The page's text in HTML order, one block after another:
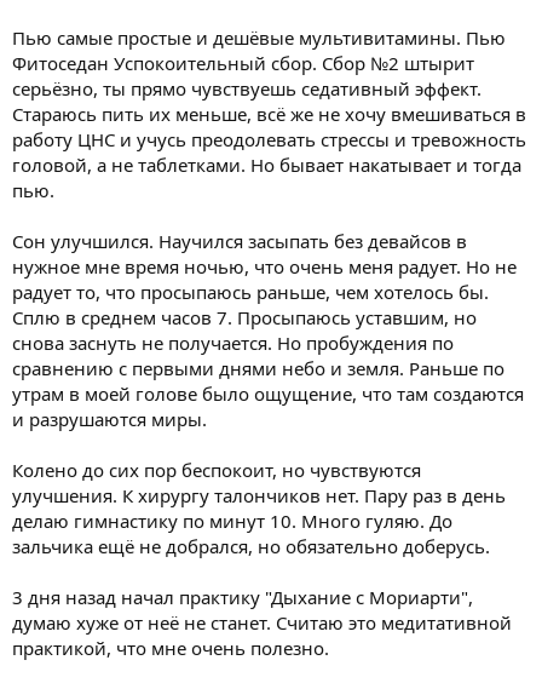
Пью самые простые и дешёвые мультивитамины. Пью
Фитоседан Успокоительный сбор. Сбор №2 штырит
серьёзно, ты прямо чувствуешь седативный эффект.
Стараюсь пить их меньше, всё же не хочу вмешиваться в
работу ЦНС и учусь преодолевать стрессы и тревожность
головой, а не таблетками. Но бывает накатывает и тогда
пью.
Сон улучшился. Научился засыпать без девайсов в
нужное мне время ночью, что очень меня радует. Но не
радует то, что просыпаюсь раньше, чем хотелось бы.
Сплю в среднем часов 7. Просыпаюсь уставшим, но
снова заснуть не получается. Но пробуждения по
сравнению с первыми днями небо и земля. Раньше по
утрам в моей голове было ощущение, что там создаются
и разрушаются миры.
Колено до сих пор беспокоит, но чувствуются
улучшения. К хирургу талончиков нет. Пару раз в день
делаю гимнастику по минут 10. Много гуляю. До
зальчика ещё не добрался, но обязательно доберусь.
3 дня назад начал практику "Дыхание с Мориарти",
думаю хуже от неё не станет. Считаю это медитативной
практикой, что мне очень полезно.